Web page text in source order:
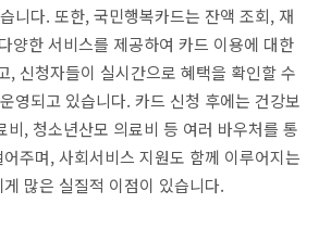
니다. 또한, 국민행복카드는 잔액 조회, 재
양한 서비스를 제공하여 카드 이용에 대한
, 신청자들이 실시간으로 혜택을 확인할 수
영되고 있습니다. 카드 신청 후에는 건강보
비, 청소년산모 의료비 등 여러 바우처를 통
주며, 사회서비스 지원도 함께 이루어지는
많은 실질적 이점이 있습니다.